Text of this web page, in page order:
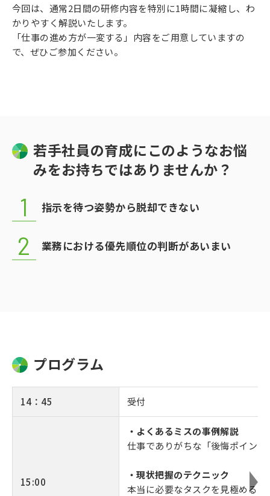
今回は、通常2日間の研修内容を特別に1時間に凝縮し、わ
かりやすく解説いたします。
「仕事の進め方が一変する」内容をご用意していますの
で、ぜひご参加ください。
若手社員の育成にこのようなお悩
みをお持ちではありませんか？
指示を待つ姿勢から脱却できない
業務における優先順位の判断があいまい
プログラム
14：45 受付
15:00
・よくあるミスの事例解説
仕事でありがちな「後悔ポイン
・現状把握のテクニック
本当に必要なタスクを見極めるス